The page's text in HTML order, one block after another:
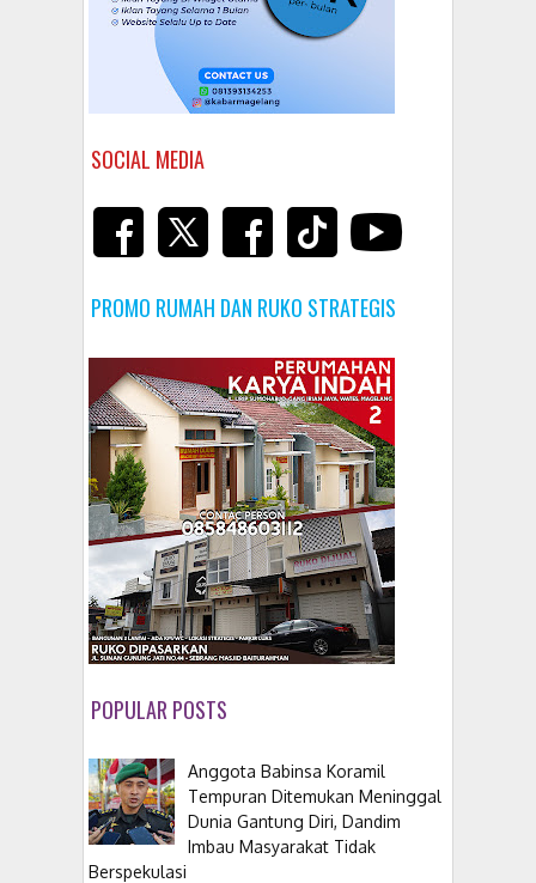
SOCIAL MEDIA
PROMO RUMAH DAN RUKO STRATEGIS
POPULAR POSTS
Anggota Babinsa Koramil
Tempuran Ditemukan Meninggal
Dunia Gantung Diri, Dandim
Imbau Masyarakat Tidak
Berspekulasi